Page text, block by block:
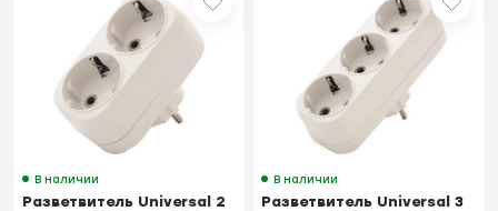
В наличии
Разветвитель Universal 2
В наличии
Разветвитель Universal 3